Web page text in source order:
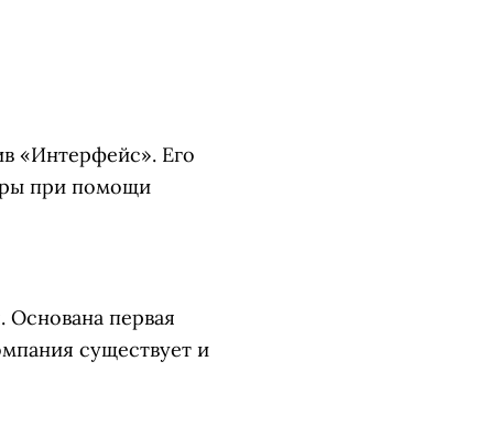
«Интерфейс». Его
при помощи
Основана первая
существует и